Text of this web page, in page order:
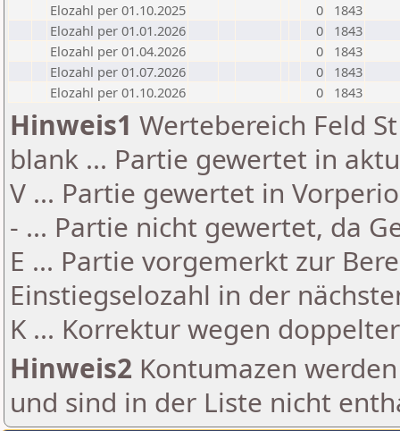
Elozahl per 01.10.2025
0
1843
Elozahl per 01.01.2026
0
1843
Elozahl per 01.04.2026
0
1843
Elozahl per 01.07.2026
0
1843
Elozahl per 01.10.2026
0 1843
Hinweis1 Wertebereich Feld
blank ... Partie gewertet in
V ... Partie gewertet in
- ... Partie nicht gewertet, da
E ... Partie vorgemerkt zur
Einstiegselozahl in der
K ... Korrektur wegen
Hinweis2 Kontumazen
und sind in der Liste nicht